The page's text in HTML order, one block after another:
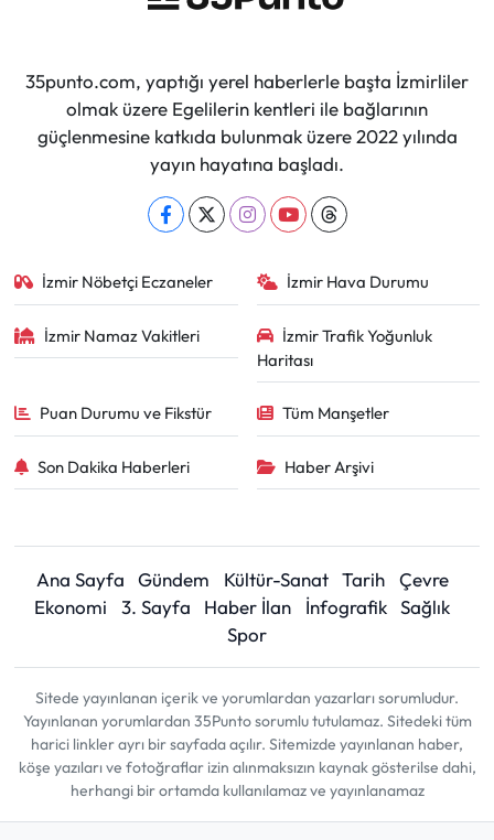
35punto.com, yaptığı yerel haberlerle başta İzmirliler
olmak üzere Egelilerin kentleri ile bağlarının
güçlenmesine katkıda bulunmak üzere 2022 yılında
yayın hayatına başladı.
İzmir Nöbetçi Eczaneler İzmir Hava Durumu
İzmir Namaz Vakitleri
İzmir Trafik Yoğunluk
Haritası
Puan Durumu ve Fikstür Tüm Manşetler
Son Dakika Haberleri Haber Arşivi
Ana Sayfa Gündem Kültür-Sanat Tarih
Çevre
Ekonomi
3. Sayfa Haber İlan İnfografik Sağlık
Spor
Sitede yayınlanan içerik ve yorumlardan yazarları sorumludur.
Yayınlanan yorumlardan 35Punto sorumlu tutulamaz. Sitedeki tüm
harici linkler ayrı bir sayfada açılır. Sitemizde yayınlanan haber,
köşe yazıları ve fotoğraflar izin alınmaksızın kaynak gösterilse dahi,
herhangi bir ortamda kullanılamaz ve yayınlanamaz